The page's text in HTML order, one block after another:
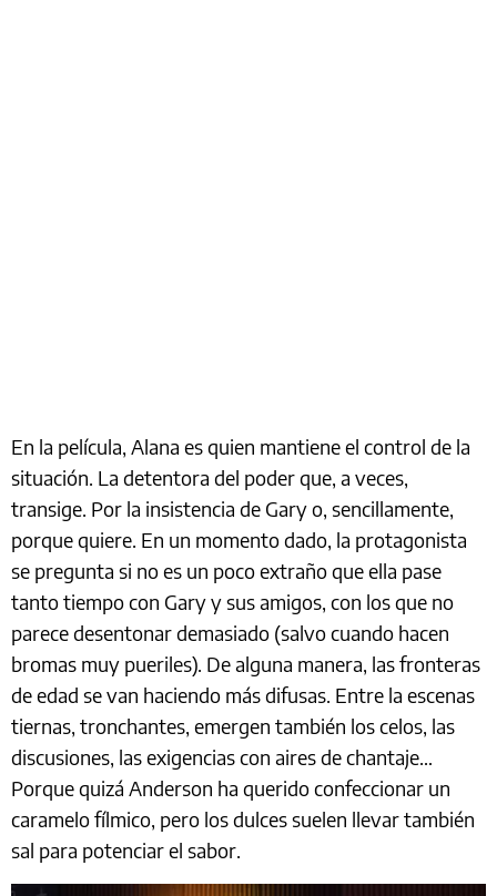
En la película, Alana es quien mantiene el control de la
situación. La detentora del poder que, a veces,
transige. Por la insistencia de Gary o, sencillamente,
porque quiere. En un momento dado, la protagonista
se pregunta si no es un poco extraño que ella pase
tanto tiempo con Gary y sus amigos, con los que no
parece desentonar demasiado (salvo cuando hacen
bromas muy pueriles). De alguna manera, las fronteras
de edad se van haciendo más difusas. Entre la escenas
tiernas, tronchantes, emergen también los celos, las
discusiones, las exigencias con aires de chantaje…
Porque quizá Anderson ha querido confeccionar un
caramelo fílmico, pero los dulces suelen llevar también
sal para potenciar el sabor.